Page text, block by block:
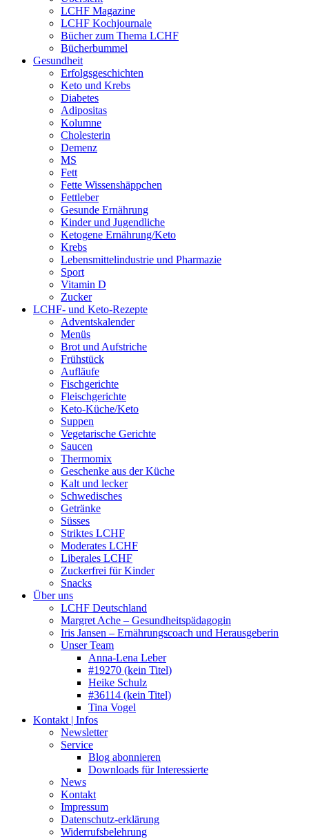
LCHF Magazine
LCHF Kochjournale
Bücher zum Thema LCHF
Bücherbummel
Gesundheit
Erfolgsgeschichten
Keto und Krebs
Diabetes
Adipositas
Kolumne
Cholesterin
Demenz
MS
Fett
Fette Wissenshäppchen
Fettleber
Gesunde Ernährung
Kinder und Jugendliche
Ketogene Ernährung/Keto
Krebs
Lebensmittelindustrie und Pharmazie
Sport
Vitamin D
Zucker
LCHF- und Keto-Rezepte
Adventskalender
Menüs
Brot und Aufstriche
Frühstück
Aufläufe
Fischgerichte
Fleischgerichte
Keto-Küche/Keto
Suppen
Vegetarische Gerichte
Saucen
Thermomix
Geschenke aus der Küche
Kalt und lecker
Schwedisches
Getränke
Süsses
Striktes LCHF
Moderates LCHF
Liberales LCHF
Zuckerfrei für Kinder
Snacks
Über uns
LCHF Deutschland
Margret Ache – Gesundheitspädagogin
Iris Jansen – Ernährungscoach und Herausgeberin
Unser Team
Anna-Lena Leber
#19270 (kein Titel)
Heike Schulz
#36114 (kein Titel)
Tina Vogel
Kontakt | Infos
Newsletter
Service
Blog abonnieren
Downloads für Interessierte
News
Kontakt
Impressum
Datenschutz-erklärung
Widerrufsbelehrung